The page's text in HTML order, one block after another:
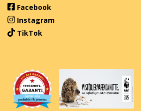
Facebook
Instagram
TikTok